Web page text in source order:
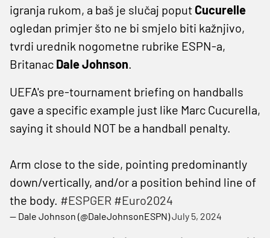
igranja rukom, a baš je slučaj poput Cucurelle
ogledan primjer što ne bi smjelo biti kažnjivo,
tvrdi urednik nogometne rubrike ESPN-a,
Britanac Dale Johnson.
UEFA's pre-tournament briefing on handballs
gave a specific example just like Marc Cucurella,
saying it should NOT be a handball penalty.
Arm close to the side, pointing predominantly
down/vertically, and/or a position behind line of
the body. #ESPGER #Euro2024
— Dale Johnson (@DaleJohnsonESPN)July 5, 2024